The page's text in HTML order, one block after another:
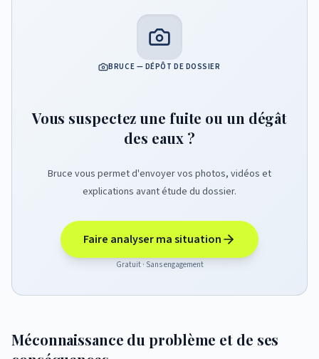
BRUCE — DÉPÔT DE DOSSIER
Vous suspectez une fuite ou un dégât
des eaux ?
Bruce vous permet d'envoyer vos photos, vidéos et
explications avant étude du dossier.
Faire analyser ma situation
Gratuit · Sans engagement
Méconnaissance du problème et de ses